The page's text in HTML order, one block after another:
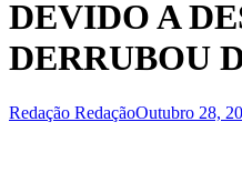
DEVIDO A
DERRUBOU
Redação RedaçãoOutubro 28,